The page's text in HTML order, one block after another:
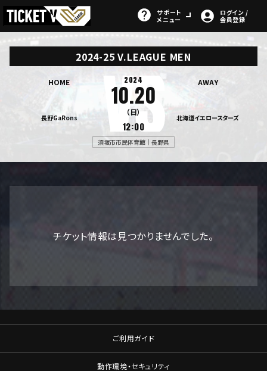
サポート
メニュー
ログイン /
会員登録
2024-25 V.LEAGUE MEN
HOME
長野GaRons
2024
10.20
（日）
12:00
AWAY
北海道イエロースターズ
須坂市市民体育館｜長野県
チケット情報は見つかりませんでした。
ご利用ガイド
動作環境・セキュリティ